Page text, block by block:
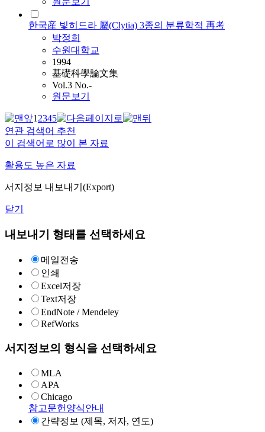
한국産 빛히드라 屬(Clytia) 3종의 분류학적 再考
박정희
수원대학교
1994
基礎科學論文集
Vol.3 No.-
원문보기
12345
연관 검색어 추천
이 검색어로 많이 본 자료
활용도 높은 자료
서지정보 내보내기(Export)
닫기
내보내기 형태를 선택하세요
메일전송
인쇄
Excel저장
Text저장
EndNote / Mendeley
RefWorks
서지정보의 형식을 선택하세요
MLA
APA
Chicago
참고문헌양식안내
간략정보 (제목, 저자, 연도)